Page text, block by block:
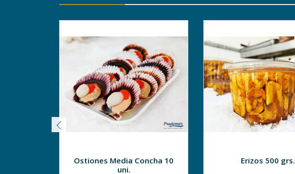
Ostiones Media Concha 10
uni.
Erizos 500 grs.